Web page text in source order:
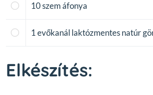
10szem áfonya
1evőkanál laktózmentes natúr
Elkészítés: